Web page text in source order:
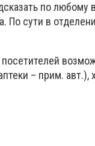
по любому
По сути в
– прим.